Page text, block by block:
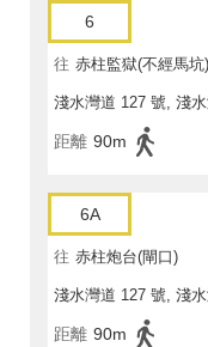
6
往 赤柱監獄(不經馬坑)
淺水灣道 127 號, 淺
距離 90m
6A
往 赤柱炮台(閘口)
淺水灣道 127 號, 淺
距離 90m